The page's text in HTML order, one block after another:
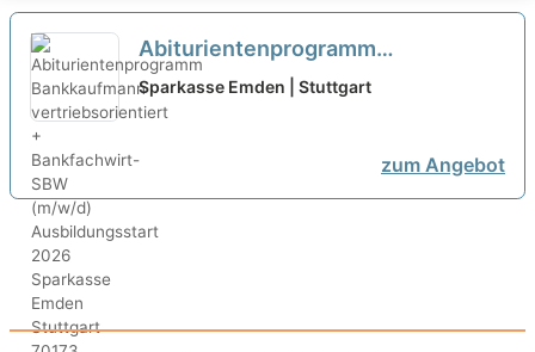
Abiturientenprogramm
Bankkaufmann vertriebsorientiert
+ Bankfachwirt-SBW (m/w/d)
Sparkasse Emden | Stuttgart
zum Angebot